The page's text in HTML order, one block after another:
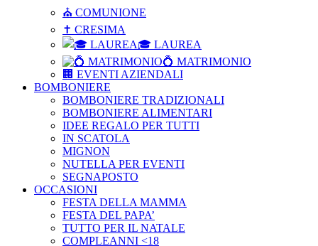
⛪ COMUNIONE
✝ CRESIMA
🎓 LAUREA
💍 MATRIMONIO
🏢 EVENTI AZIENDALI
BOMBONIERE
BOMBONIERE TRADIZIONALI
BOMBONIERE ALIMENTARI
IDEE REGALO PER TUTTI
IN SCATOLA
MIGNON
NUTELLA PER EVENTI
SEGNAPOSTO
OCCASIONI
FESTA DELLA MAMMA
FESTA DEL PAPA’
TUTTO PER IL NATALE
COMPLEANNI <18